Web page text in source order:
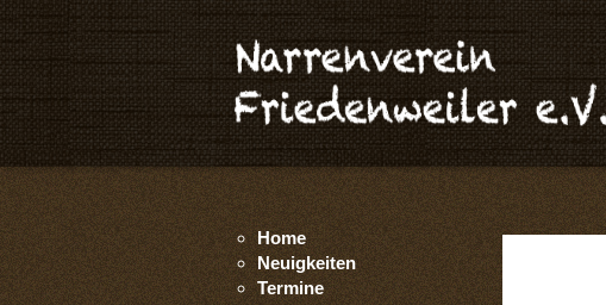
Home
Neuigkeiten
Termine